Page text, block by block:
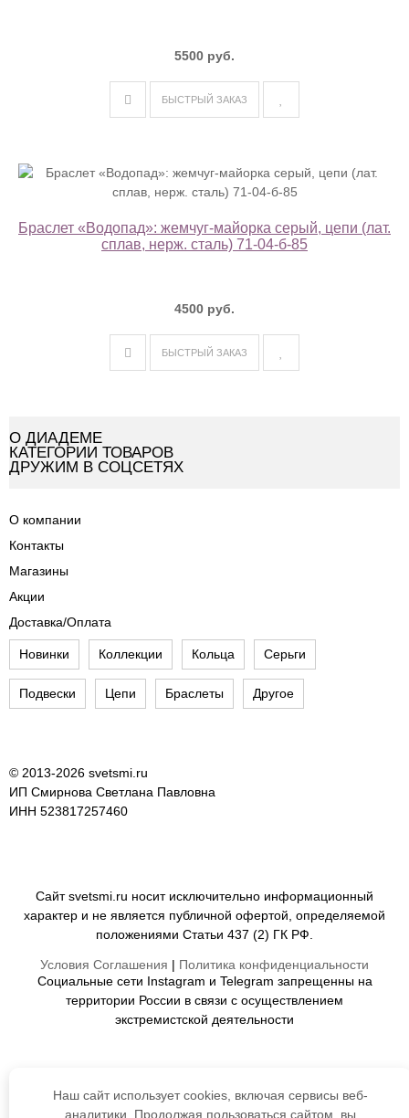
5500 руб.
БЫСТРЫЙ ЗАКАЗ
Браслет «Водопад»: жемчуг-майорка серый, цепи (лат.
сплав, нерж. сталь) 71-04-б-85
4500 руб.
БЫСТРЫЙ ЗАКАЗ
О ДИАДЕМЕ
КАТЕГОРИИ ТОВАРОВ
ДРУЖИМ В СОЦСЕТЯХ
О компании
Контакты
Магазины
Акции
Доставка/Оплата
Новинки Коллекции Кольца Серьги
Подвески Цепи Браслеты Другое
© 2013-2026 svetsmi.ru
ИП Смирнова Светлана Павловна
ИНН 523817257460
Сайт svetsmi.ru носит исключительно информационный
характер и не является публичной офертой, определяемой
положениями Статьи 437 (2) ГК РФ.
Условия Соглашения | Политика конфиденциальности
Социальные сети Instagram и Telegram запрещенны на
территории России в связи с осуществлением
экстремистской деятельности
Наш сайт использует cookies, включая сервисы веб-
аналитики. Продолжая пользоваться сайтом, вы